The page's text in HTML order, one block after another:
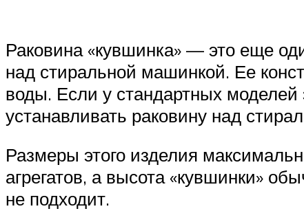
Раковина «кувшинка» — это еще
над стиральной машинкой. Ее
воды. Если у стандартных моделей
устанавливать раковину над
Размеры этого изделия
агрегатов, а высота «кувшинки»
не подходит.